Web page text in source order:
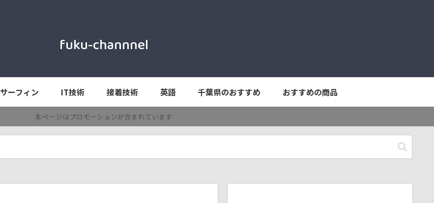
fuku-channnel
サーフィン IT技術 接着技術 英語 千葉県のおすすめ おすすめの商品
本ページはプロモーションが含まれています